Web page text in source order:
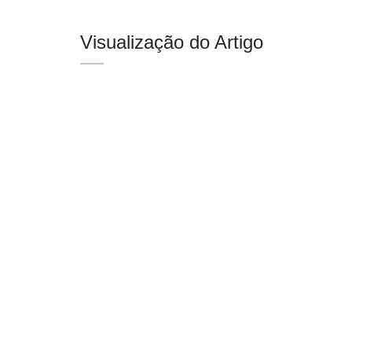
Visualização do Artigo